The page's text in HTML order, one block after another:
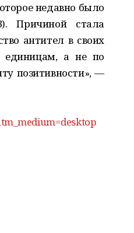
недавно было
Причиной стала
антител в своих
единицам, а не по
позитивности», —